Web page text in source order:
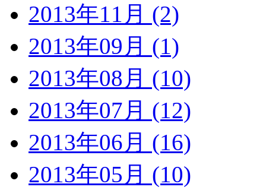
2013年11月 (2)
2013年09月 (1)
2013年08月 (10)
2013年07月 (12)
2013年06月 (16)
2013年05月 (10)